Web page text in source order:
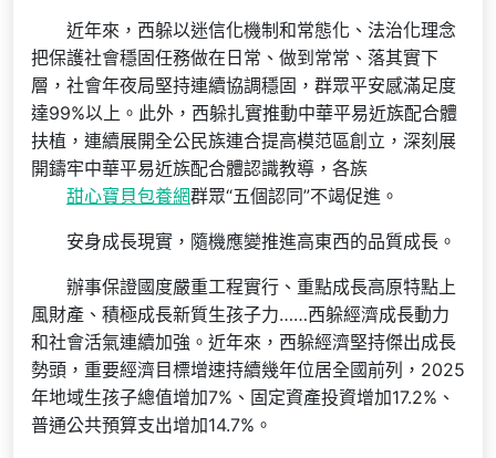
近年來，西躲以迷信化機制和常態化、法治化理念
把保護社會穩固任務做在日常、做到常常、落其實下
層，社會年夜局堅持連續協調穩固，群眾平安感滿足度
達99%以上。此外，西躲扎實推動中華平易近族配合體
扶植，連續展開全公民族連合提高模范區創立，深刻展
開鑄牢中華平易近族配合體認識教導，各族
甜心寶貝包養網群眾“五個認同”不竭促進。
安身成長現實，隨機應變推進高東西的品質成長。
辦事保證國度嚴重工程實行、重點成長高原特點上
風財產、積極成長新質生孩子力……西躲經濟成長動力
和社會活氣連續加強。近年來，西躲經濟堅持傑出成長
勢頭，重要經濟目標增速持續幾年位居全國前列，2025
年地域生孩子總值增加7%、固定資產投資增加17.2%、
普通公共預算支出增加14.7%。